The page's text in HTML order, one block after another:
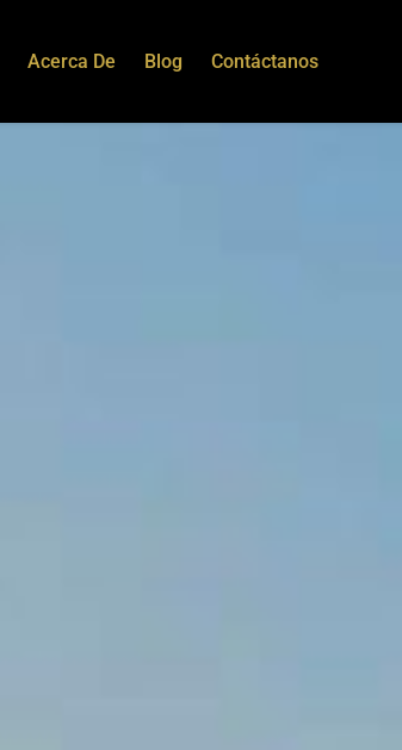
Acerca De Blog Contáctanos